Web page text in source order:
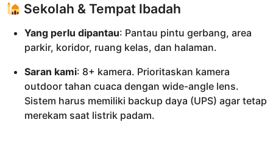
Sekolah & Tempat Ibadah
Yang perlu dipantau: Pantau pintu gerbang, area
parkir, koridor, ruang kelas, dan halaman.
Saran kami: 8+ kamera. Prioritaskan kamera
outdoor tahan cuaca dengan wide-angle lens.
Sistem harus memiliki backup daya (UPS) agar tetap
merekam saat listrik padam.